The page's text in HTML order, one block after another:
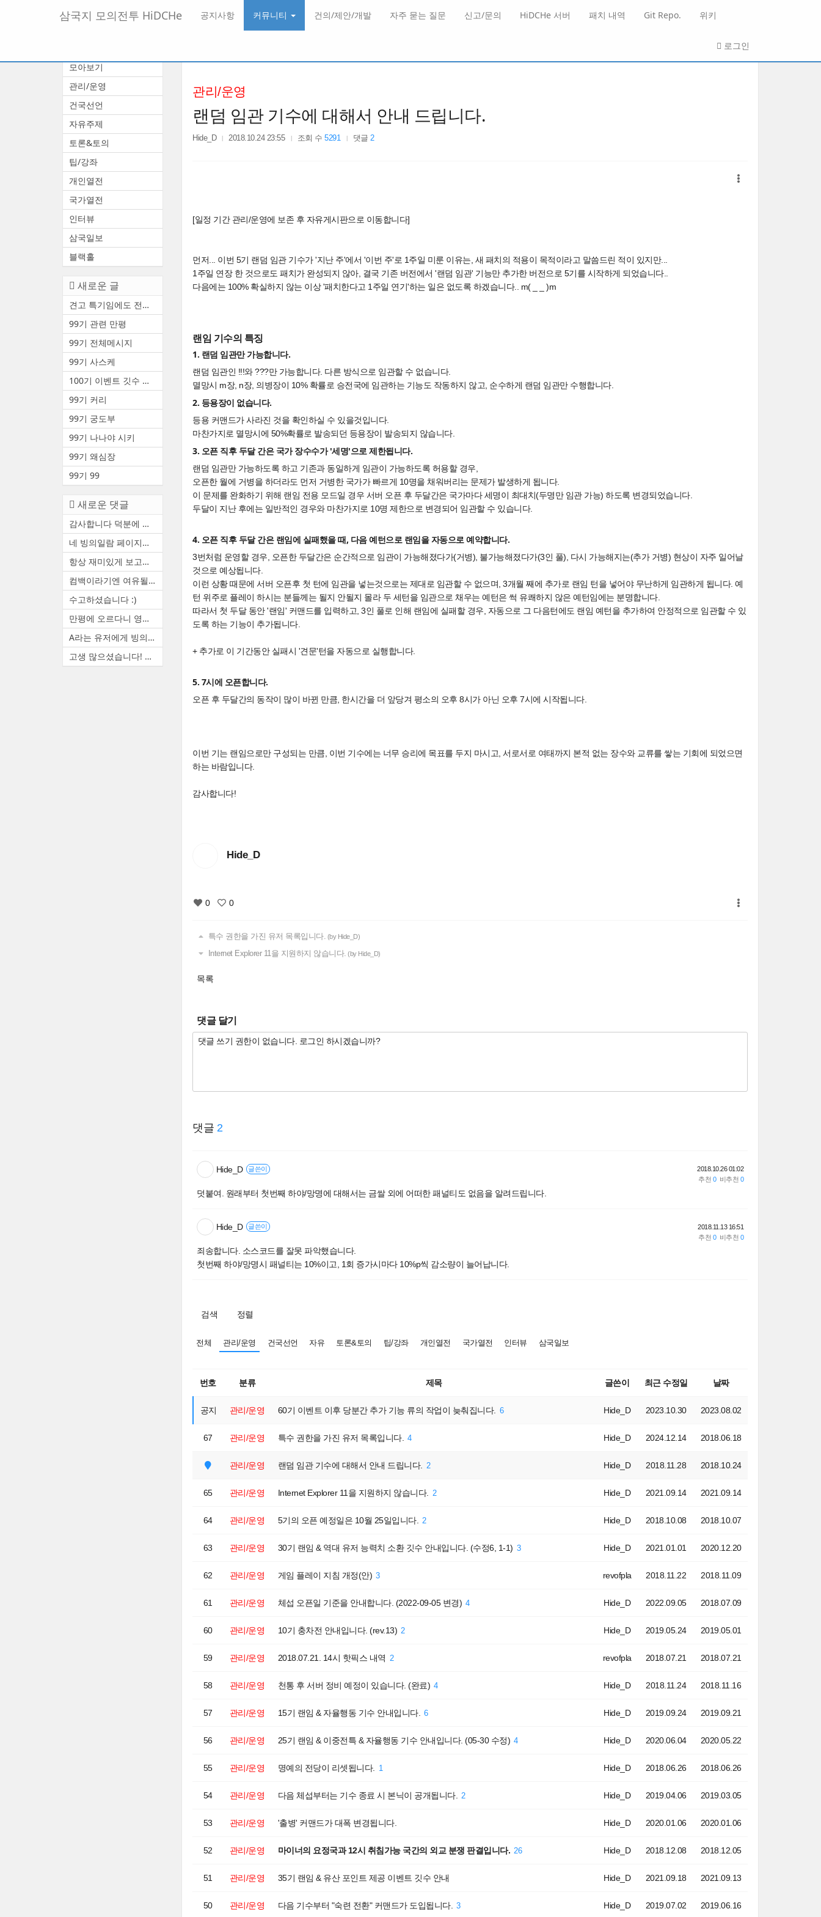
뉴
기
삼국지 모의전투 HiDCHe 공지사항 커뮤니티 건의/제안/개발 자주 묻는 질문 신고/문의 HiDCHe 서버 패치 내역 Git Repo. 위키
로그인
관리/운영
랜덤 임관 기수에 대해서 안내 드립니다.
Hide_D 2018.10.24 23:55 조회 수5291 댓글2
[일정 기간 관리/운영에 보존 후 자유게시판으로 이동합니다]
먼저... 이번 5기 랜덤 임관 기수가 '지난 주'에서 '이번 주'로 1주일 미룬 이유는, 새 패치의 적용이 목적이라고 말씀드린 적이 있지만...
1주일 연장 한 것으로도 패치가 완성되지 않아, 결국 기존 버전에서 '랜덤 임관' 기능만 추가한 버전으로 5기를 시작하게 되었습니다..
다음에는 100% 확실하지 않는 이상 '패치한다고 1주일 연기'하는 일은 없도록 하겠습니다.. m( _ _ )m
랜임 기수의 특징
1. 랜덤 임관만 가능합니다.
랜덤 임관인 !!!와 ???만 가능합니다. 다른 방식으로 임관할 수 없습니다.
멸망시 m장, n장, 의병장이 10% 확률로 승전국에 임관하는 기능도 작동하지 않고, 순수하게 랜덤 임관만 수행합니다.
2. 등용장이 없습니다.
등용 커맨드가 사라진 것을 확인하실 수 있을것입니다.
마찬가지로 멸망시에 50%확률로 발송되던 등용장이 발송되지 않습니다.
3. 오픈 직후 두달 간은 국가 장수수가 '세명'으로 제한됩니다.
랜덤 임관만 가능하도록 하고 기존과 동일하게 임관이 가능하도록 허용할 경우,
오픈한 월에 거병을 하더라도 먼저 거병한 국가가 빠르게 10명을 채워버리는 문제가 발생하게 됩니다.
이 문제를 완화하기 위해 랜임 전용 모드일 경우 서버 오픈 후 두달간은 국가마다 세명이 최대치(두명만 임관 가능) 하도록 변경되었습니다.
두달이 지난 후에는 일반적인 경우와 마찬가지로 10명 제한으로 변경되어 임관할 수 있습니다.
4. 오픈 직후 두달 간은 랜임에 실패했을 때, 다음 예턴으로 랜임을 자동으로 예약합니다.
3번처럼 운영할 경우, 오픈한 두달간은 순간적으로 임관이 가능해졌다가(거병), 불가능해졌다가(3인 풀), 다시 가능해지는(추가 거병) 현상이 자주 일어날
것으로 예상됩니다.
이런 상황 때문에 서버 오픈후 첫 턴에 임관을 넣는것으로는 제대로 임관할 수 없으며, 3개월 째에 추가로 랜임 턴을 넣어야 무난하게 임관하게 됩니다. 예
턴 위주로 플레이 하시는 분들께는 될지 안될지 몰라 두 세턴을 임관으로 채우는 예턴은 썩 유쾌하지 않은 예턴임에는 분명합니다.
따라서 첫 두달 동안 '랜임' 커맨드를 입력하고, 3인 풀로 인해 랜임에 실패할 경우, 자동으로 그 다음턴에도 랜임 예턴을 추가하여 안정적으로 임관할 수 있
도록 하는 기능이 추가됩니다.
+ 추가로 이 기간동안 실패시 '견문'턴을 자동으로 실행합니다.
5. 7시에 오픈합니다.
오픈 후 두달간의 동작이 많이 바뀐 만큼, 한시간을 더 앞당겨 평소의 오후 8시가 아닌 오후 7시에 시작됩니다.
이번 기는 랜임으로만 구성되는 만큼, 이번 기수에는 너무 승리에 목표를 두지 마시고, 서로서로 여태까지 본적 없는 장수와 교류를 쌓는 기회에 되었으면
하는 바람입니다.
감사합니다!
Hide_D
0 0
특수 권한을 가진 유저 목록입니다. (by Hide_D)
Internet Explorer 11을 지원하지 않습니다. (by Hide_D)
목록
댓글 달기
댓글 2
Hide_D 글쓴이 2018.10.26 01:02
덧붙여. 원래부터 첫번째 하야/망명에 대해서는 금쌀 외에 어떠한 패널티도 없음을 알려드립니다.
Hide_D 글쓴이 2018.11.13 16:51
죄송합니다. 소스코드를 잘못 파악했습니다.
첫번째 하야/망명시 패널티는 10%이고, 1회 증가시마다 10%p씩 감소량이 늘어납니다.
검색 정렬
전체 관리/운영 건국선언 자유 토론&토의 팁/강좌 개인열전 국가열전 인터뷰 삼국일보
번호 분류 제목 글쓴이 최근 수정일 날짜
공지 관리/운영 60기 이벤트 이후 당분간 추가 기능 류의 작업이 늦춰집니다. 6 Hide_D 2023.10.30 2023.08.02
67 관리/운영 특수 권한을 가진 유저 목록입니다. 4 Hide_D 2024.12.14 2018.06.18
관리/운영 랜덤 임관 기수에 대해서 안내 드립니다. 2 Hide_D 2018.11.28 2018.10.24
65 관리/운영 Internet Explorer 11을 지원하지 않습니다. 2 Hide_D 2021.09.14 2021.09.14
64 관리/운영 5기의 오픈 예정일은 10월 25일입니다. 2 Hide_D 2018.10.08 2018.10.07
63 관리/운영 30기 랜임 & 역대 유저 능력치 소환 깃수 안내입니다. (수정6, 1-1) 3 Hide_D 2021.01.01 2020.12.20
62 관리/운영 게임 플레이 지침 개정(안) 3 revofpla 2018.11.22 2018.11.09
61 관리/운영 체섭 오픈일 기준을 안내합니다. (2022-09-05 변경) 4 Hide_D 2022.09.05 2018.07.09
60 관리/운영 10기 충차전 안내입니다. (rev.13) 2 Hide_D 2019.05.24 2019.05.01
59 관리/운영 2018.07.21. 14시 핫픽스 내역 2 revofpla 2018.07.21 2018.07.21
58 관리/운영 천통 후 서버 정비 예정이 있습니다. (완료) 4 Hide_D 2018.11.24 2018.11.16
57 관리/운영 15기 랜임 & 자율행동 기수 안내입니다. 6 Hide_D 2019.09.24 2019.09.21
56 관리/운영 25기 랜임 & 이중전특 & 자율행동 기수 안내입니다. (05-30 수정) 4 Hide_D 2020.06.04 2020.05.22
55 관리/운영 명예의 전당이 리셋됩니다. 1 Hide_D 2018.06.26 2018.06.26
54 관리/운영 다음 체섭부터는 기수 종료 시 본닉이 공개됩니다. 2 Hide_D 2019.04.06 2019.03.05
53 관리/운영 '출병' 커맨드가 대폭 변경됩니다. Hide_D 2020.01.06 2020.01.06
52 관리/운영 마이너의 요정국과 12시 취침가능 국간의 외교 분쟁 판결입니다. 26 Hide_D 2018.12.08 2018.12.05
51 관리/운영 35기 랜임 & 유산 포인트 제공 이벤트 깃수 안내 Hide_D 2021.09.18 2021.09.13
50 관리/운영 다음 기수부터 "숙련 전환" 커맨드가 도입됩니다. 3 Hide_D 2019.07.02 2019.06.16
모아보기
관리/운영
건국선언
자유주제
토론&토의
팁/강좌
개인열전
국가열전
인터뷰
삼국일보
블랙홀
새로운 글
견고 특기임에도 전투중 부상 ...
99기 관련 만평
99기 전체메시지
99기 사스케
100기 이벤트 깃수 안내(수정3)
99기 커리
99기 궁도부
99기 나나야 시키
99기 왜심장
99기 99
새로운 댓글
감사합니다 덕분에 천통했어요
네 빙의일람 페이지에서 볼 수...
항상 재미있게 보고있습니다. ...
컴백이라기엔 여유될때마다 랜...
수고하셨습니다 :)
만평에 오르다니 영광입니다. ...
A라는 유저에게 빙의하면 A(본...
고생 많으셨습니다! 늦은 시간...